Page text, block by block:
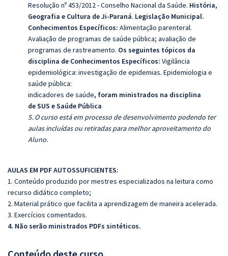
Resolução nº 453/2012 - Conselho Nacional da Saúde. História,
Geografia e Cultura de Ji-Paraná. Legislação Municipal.
Conhecimentos Específicos: Alimentação parenteral.
Avaliação de programas de saúde pública; avaliação de
programas de rastreamento. Os seguintes tópicos da
disciplina de Conhecimentos Específicos: Vigilância
epidemiológica: investigação de epidemias. Epidemiologia e
saúde pública:
indicadores de saúde, foram ministrados na disciplina
de SUS e Saúde Pública
5. O curso está em processo de desenvolvimento podendo ter
aulas incluídas ou retiradas para melhor aproveitamento do
Aluno.
AULAS EM PDF AUTOSSUFICIENTES:
1. Conteúdo produzido por mestres especializados na leitura como
recurso didático completo;
2. Material prático que facilita a aprendizagem de maneira acelerada.
3. Exercícios comentados.
4. Não serão ministrados PDFs sintéticos.